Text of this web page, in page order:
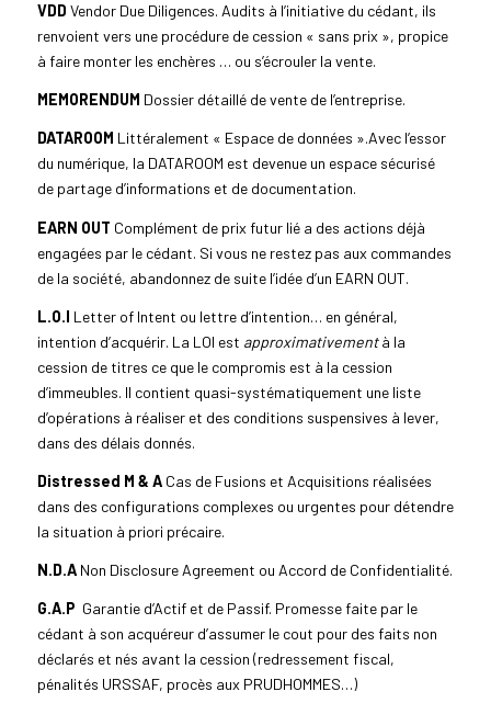
VDD Vendor Due Diligences. Audits à l’initiative du cédant, ils
renvoient vers une procédure de cession « sans prix », propice
à faire monter les enchères … ou s’écrouler la vente.
MEMORENDUM Dossier détaillé de vente de l’entreprise.
DATAROOM Littéralement « Espace de données ».Avec l’essor
du numérique, la DATAROOM est devenue un espace sécurisé
de partage d’informations et de documentation.
EARN OUT Complément de prix futur lié a des actions déjà
engagées par le cédant. Si vous ne restez pas aux commandes
de la société, abandonnez de suite l’idée d’un EARN OUT.
L.O.I Letter of Intent ou lettre d’intention… en général,
intention d’acquérir. La LOI est approximativementà la
cession de titres ce que le compromis est à la cession
d’immeubles. ll contient quasi-systématiquement une liste
d’opérations à réaliser et des conditions suspensives à lever,
dans des délais donnés.
Distressed M & ACas de Fusions et Acquisitions réalisées
dans des configurations complexes ou urgentes pour détendre
la situation à priori précaire.
N.D.ANon Disclosure Agreement ou Accord de Confidentialité.
G.A.P Garantie d’Actif et de Passif. Promesse faite par le
cédant à son acquéreur d’assumer le cout pour des faits non
déclarés et nés avant la cession (redressement fiscal,
pénalités URSSAF, procès aux PRUDHOMMES…)